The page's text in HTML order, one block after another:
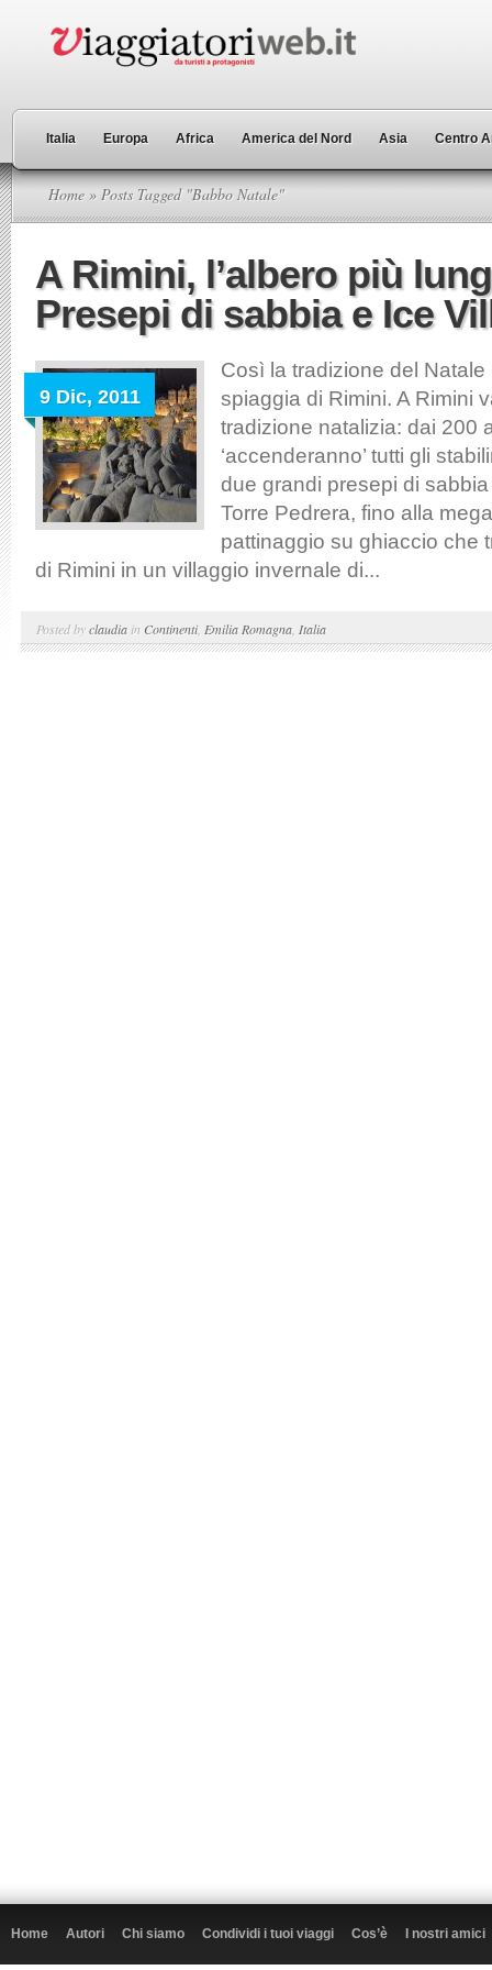
Italia Europa Africa America del Nord Asia Centro
Home » Posts Tagged "Babbo Natale"
A Rimini, l’albero più
Presepi di sabbia e Ice
9 Dic, 2011
Così la tradizione del Natale
spiaggia di Rimini. A Rimini
tradizione natalizia: dai 200
‘accenderanno’ tutti gli
due grandi presepi di
Torre Pedrera, fino alla
pattinaggio su ghiaccio che
di Rimini in un villaggio invernale di...
Posted byclaudia in Continenti, Emilia Romagna Italia
Home Autori Chi siamo Condividi i tuoi viaggi Cos’è I nostri amici